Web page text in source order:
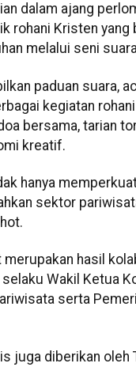
dalam ajang
rohani Kristen
melalui seni
paduan suara,
kegiatan
bersama, tarian
kreatif.
hanya
sektor
hasil
Wakil Ketua
serta
juga diberikan oleh